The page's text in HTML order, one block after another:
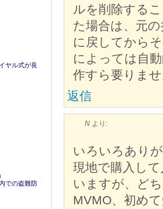
ルを削除する
た場合は、元
に戻してから
によっては自
作すら要りま
返信
N より:
いろいろあり
現地で購入し
いますが、ど
MVMO、初め
ヤル式が良
での盗難防